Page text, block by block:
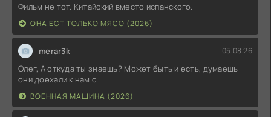
Фильм не тот. Китайский вместо испанского.
ОНА ЕСТ ТОЛЬКО МЯСО (2026)
merar3k 05.08.26
Олег, А откуда ты знаешь? Может быть и есть, думаешь
они доехали к нам с
ВОЕННАЯ МАШИНА (2026)